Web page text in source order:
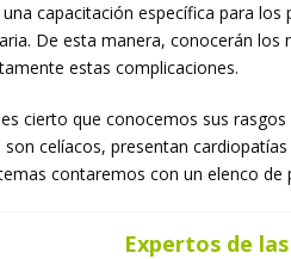
capacitación específica para
De esta manera, conocerán
estas complicaciones.
cierto que conocemos sus
celíacos, presentan
contaremos con un elenco de
Expertos de